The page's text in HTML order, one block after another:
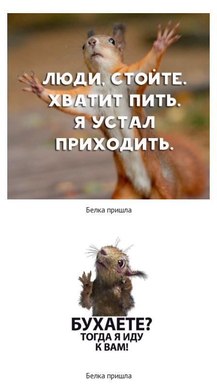
Белка пришла
Белка пришла